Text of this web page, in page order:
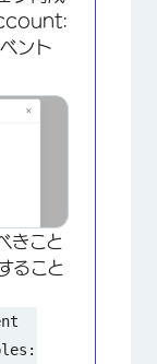
ント
きこと
ること